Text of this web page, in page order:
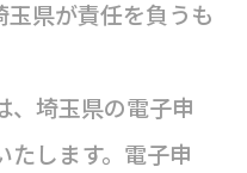
県が責任を負うも
、埼玉県の電子申
たします。電子申